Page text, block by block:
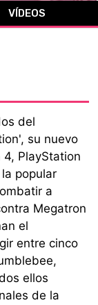
CÓMICS
VÍDEOS
del
su nuevo
4, PlayStation
popular
a
Megatron
el
entre cinco
ellos
de la